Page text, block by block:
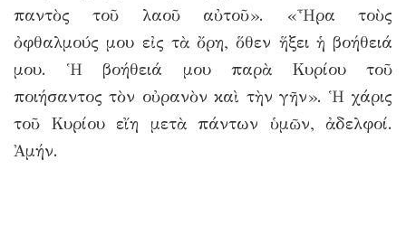
παντὸς τοῦ λαοῦ αὐτοῦ». «Ἦρα τοὺς
ὀφθαλμούς μου εἰς τὰ ὄρη, ὅθεν ἥξει ἡ βοήθειά
μου. Ἡ βοήθειά μου παρὰ Κυρίου τοῦ
ποιήσαντος τὸν οὐρανὸν καὶ τὴν γῆν». Ἡ χάρις
τοῦ Κυρίου εἴη μετὰ πάντων ὑμῶν, ἀδελφοί.
Ἀμήν.